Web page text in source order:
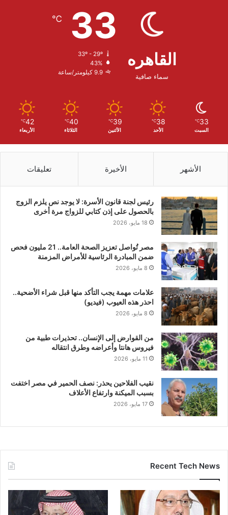
القاهره
سماء صافية
33
℃
33º - 29º
43%
9.9 كيلومتر/ساعة
33
℃
السبت
38
℃
الأحد
39
℃
الأثنين
40
℃
الثلاثاء
42
℃
الأربعاء
الأشهر الأخيرة تعليقات
رئيس لجنة قانون الأسرة: لا يوجد نص يلزم الزوج
بالحصول على إذن كتابي للزواج مرة أخرى
18 مايو، 2026
مصر تُواصل تعزيز الصحة العامة.. 21 مليون فحص
ضمن المبادرة الرئاسية للأمراض المزمنة
8 مايو، 2026
علامات مهمة يجب التأكد منها قبل شراء الأضحية..
احذر هذه العيوب (فيديو)
8 مايو، 2026
من القوارض إلى الإنسان.. تحذيرات طبية من
فيروس هانتا وأعراضه وطرق انتقاله
11 مايو، 2026
نقيب الفلاحين يحذر: نصف الحمير في مصر اختفت
بسبب الميكنة وارتفاع الأعلاف
17 مايو، 2026
Recent Tech News